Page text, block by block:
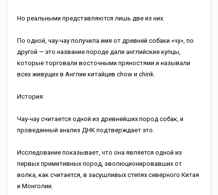
Но реальными представляются лишь две из них.
По одной, чау-чау получила имя от древней собаки «чу», по
другой — это название породе дали английские купцы,
которые торговали восточными пряностями и называли
всех живущих в Англии китайцев chow и chink.
История:
Чау-чау считается одной из древнейших пород собак, и
проведенный анализ ДНК подтверждает это.
Исследование показывает, что она является одной из
первых примитивных пород, эволюционировавших от
волка, как считается, в засушливых степях северного Китая
и Монголии.